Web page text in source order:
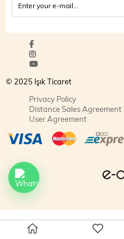
© 2025 Işık Ticaret
Privacy Policy
Distance Sales Agreement
User Agreement